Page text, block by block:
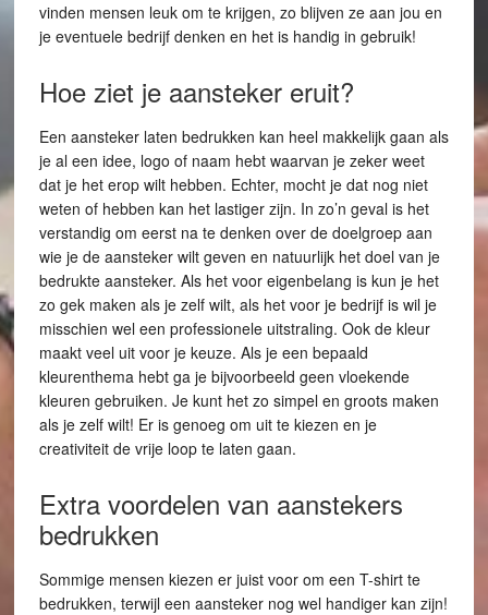
vinden mensen leuk om te krijgen, zo blijven ze aan jou en
je eventuele bedrijf denken en het is handig in gebruik!
Hoe ziet je aansteker eruit?
Een aansteker laten bedrukken kan heel makkelijk gaan als
je al een idee, logo of naam hebt waarvan je zeker weet
dat je het erop wilt hebben. Echter, mocht je dat nog niet
weten of hebben kan het lastiger zijn. In zo’n geval is het
verstandig om eerst na te denken over de doelgroep aan
wie je de aansteker wilt geven en natuurlijk het doel van je
bedrukte aansteker. Als het voor eigenbelang is kun je het
zo gek maken als je zelf wilt, als het voor je bedrijf is wil je
misschien wel een professionele uitstraling. Ook de kleur
maakt veel uit voor je keuze. Als je een bepaald
kleurenthema hebt ga je bijvoorbeeld geen vloekende
kleuren gebruiken. Je kunt het zo simpel en groots maken
als je zelf wilt! Er is genoeg om uit te kiezen en je
creativiteit de vrije loop te laten gaan.
Extra voordelen van aanstekers
bedrukken
Sommige mensen kiezen er juist voor om een T-shirt te
bedrukken, terwijl een aansteker nog wel handiger kan zijn!